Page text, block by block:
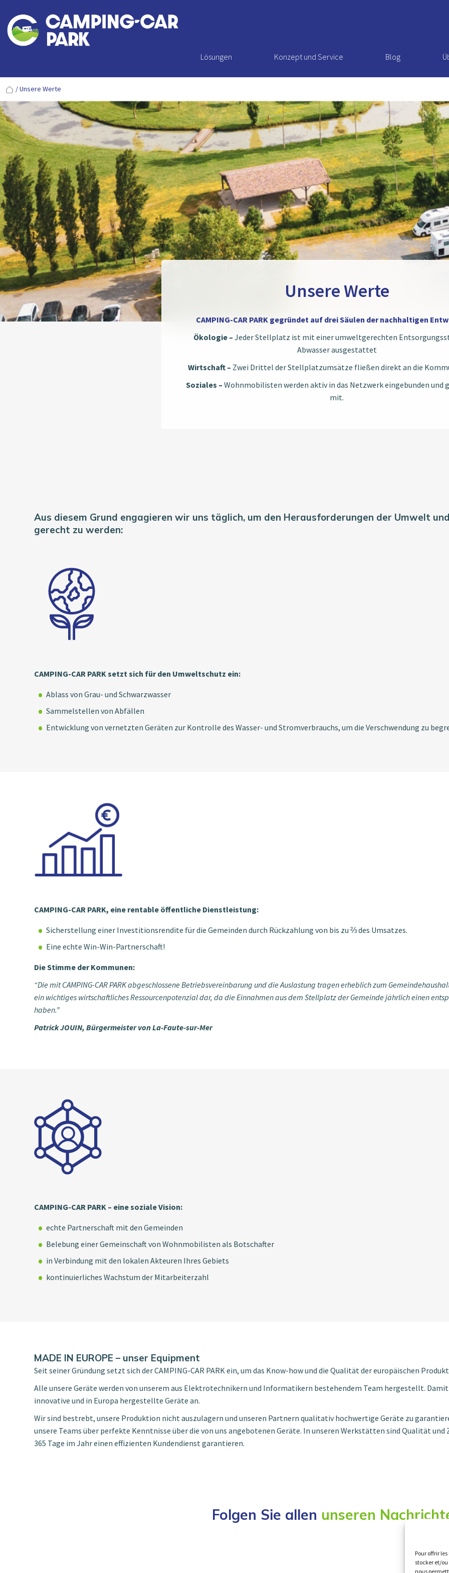
Pour offrir
stocker et/
nous
Lösungen Konzept und Service Blog
/Unsere Werte
Unsere Werte
CAMPING-CAR PARK gegründet auf drei Säulen der nachhaltigen
Ökologie – Jeder Stellplatz ist mit einer umweltgerechten
Abwasser ausgestattet
Wirtschaft – Zwei Drittel der Stellplatzumsätze fließen direkt an die
Soziales – Wohnmobilisten werden aktiv in das Netzwerk eingebunden und
mit.
Aus diesem Grund engagieren wir uns täglich, um den Herausforderungen der Umwelt
gerecht zu werden:
CAMPING-CAR PARK setzt sich für den Umweltschutz ein:
Ablass von Grau- und Schwarzwasser
Sammelstellen von Abfällen
Entwicklung von vernetzten Geräten zur Kontrolle des Wasser- und Stromverbrauchs, um die Verschwendung zu
CAMPING-CAR PARK, eine rentable öffentliche Dienstleistung:
Sicherstellung einer Investitionsrendite für die Gemeinden durch Rückzahlung von bis zu ⅔ des Umsatzes.
Eine echte Win-Win-Partnerschaft!
Die Stimme der Kommunen:
“Die mit CAMPING-CAR PARK abgeschlossene Betriebsvereinbarung und die Auslastung tragen erheblich zum
ein wichtiges wirtschaftliches Ressourcenpotenzial dar, da die Einnahmen aus dem Stellplatz der Gemeinde jährlich einen
haben.”
Patrick JOUIN, Bürgermeister von La-Faute-sur-Mer
CAMPING-CAR PARK – eine soziale Vision:
echte Partnerschaft mit den Gemeinden
Belebung einer Gemeinschaft von Wohnmobilisten als Botschafter
in Verbindung mit den lokalen Akteuren Ihres Gebiets
kontinuierliches Wachstum der Mitarbeiterzahl
MADE IN EUROPE – unser Equipment
Seit seiner Gründung setzt sich der CAMPING-CAR PARK ein, um das Know-how und die Qualität der europäischen
Alle unsere Geräte werden von unserem aus Elektrotechnikern und Informatikern bestehendem Team hergestellt.
innovative und in Europa hergestellte Geräte an.
Wir sind bestrebt, unsere Produktion nicht auszulagern und unseren Partnern qualitativ hochwertige Geräte zu
unsere Teams über perfekte Kenntnisse über die von uns angebotenen Geräte. In unseren Werkstätten sind Qualität
365 Tage im Jahr einen effizienten Kundendienst garantieren.
Folgen Sie allen unseren